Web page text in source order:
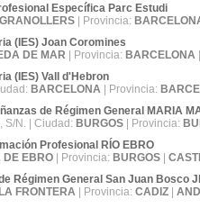
Específica Parc Estudi
GRANOLLERS | Provincia:
(IES) Joan Coromines
DE MAR | Provincia: BARCELONA
(IES) Vall d'Hebron
BARCELONA | Provincia:
de Régimen General MARIA
S/N. | Ciudad: BURGOS | Provincia:
Profesional RÍO EBRO
DE EBRO | Provincia: BURGOS
Régimen General San Juan Bosco
FRONTERA | Provincia: CADIZ